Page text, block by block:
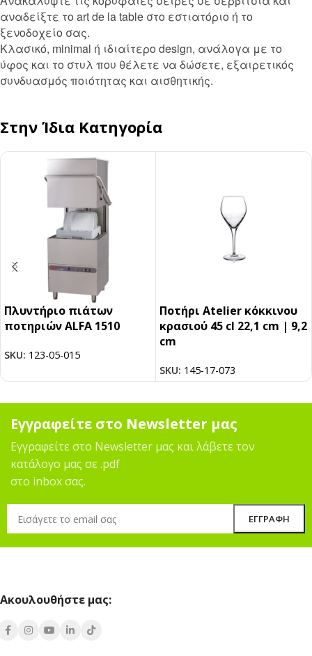
αναδείξτε το art de la table στο εστιατόριο ή το
ξενοδοχείο σας.
Κλασικό, minimal ή ιδιαίτερο design, ανάλογα με το
ύφος και το στυλ που θέλετε να δώσετε, εξαιρετικός
συνδυασμός ποιότητας και αισθητικής.
Στην Ίδια Κατηγορία
Πλυντήριο πιάτων
ποτηριών ALFA 1510
SKU: 123-05-015
Ποτήρι Atelier κόκκινου
κρασιού 45 cl 22,1 cm | 9,2
cm
SKU: 145-17-073
Εγγραφείτε στο Newsletter μας
Εγγραφείτε στο Newsletter μας και λάβετε τον
κατάλογο μας σε .pdf
στο inbox σας.
Ακουλουθήστε μας: